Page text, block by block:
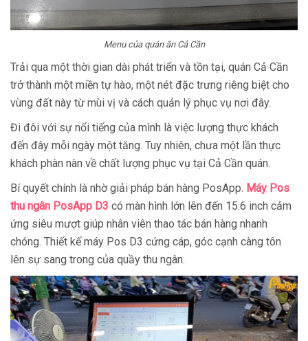
Menu của quán ăn Cả Cần
Trải qua một thời gian dài phát triển và tồn tại, quán Cả Cần
trở thành một miền tự hào, một nét đặc trưng riêng biệt cho
vùng đất này từ mùi vị và cách quản lý phục vụ nơi đây.
Đi đôi với sự nổi tiếng của mình là việc lượng thực khách
đến đây mỗi ngày một tăng. Tuy nhiên, chưa một lần thực
khách phàn nàn về chất lượng phục vụ tại Cả Cần quán.
Bí quyết chính là nhờ giải pháp bán hàng PosApp. Máy Pos
thu ngân PosApp D3 có màn hình lớn lên đến 15.6 inch cảm
ứng siêu mượt giúp nhân viên thao tác bán hàng nhanh
chóng. Thiết kế máy Pos D3 cứng cáp, góc cạnh càng tôn
lên sự sang trong của quầy thu ngân.